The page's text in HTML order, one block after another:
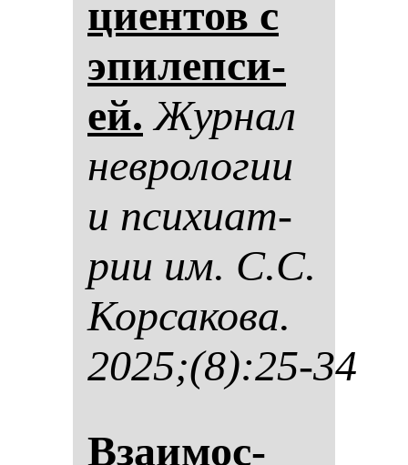
ци­ен­тов с
эпи­леп­си­
ей. Жур­нал
нев­ро­ло­гии
и пси­хи­ат­
рии им. С.С.
Кор­са­ко­ва.
2025;(8):25-34
Вза­имос­